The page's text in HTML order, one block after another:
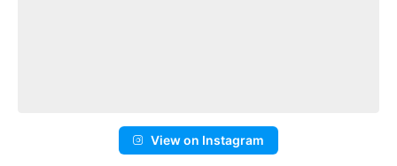
View on Instagram